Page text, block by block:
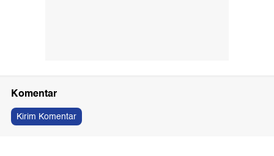
Komentar
Kirim Komentar